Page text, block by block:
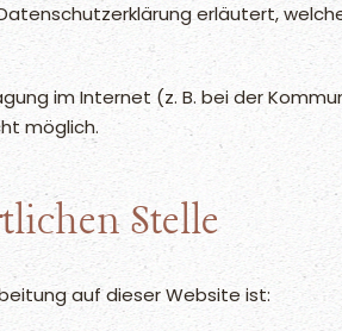
erläutert,
im Internet (z. B. bei der
möglich.
Stelle
auf dieser Website ist: